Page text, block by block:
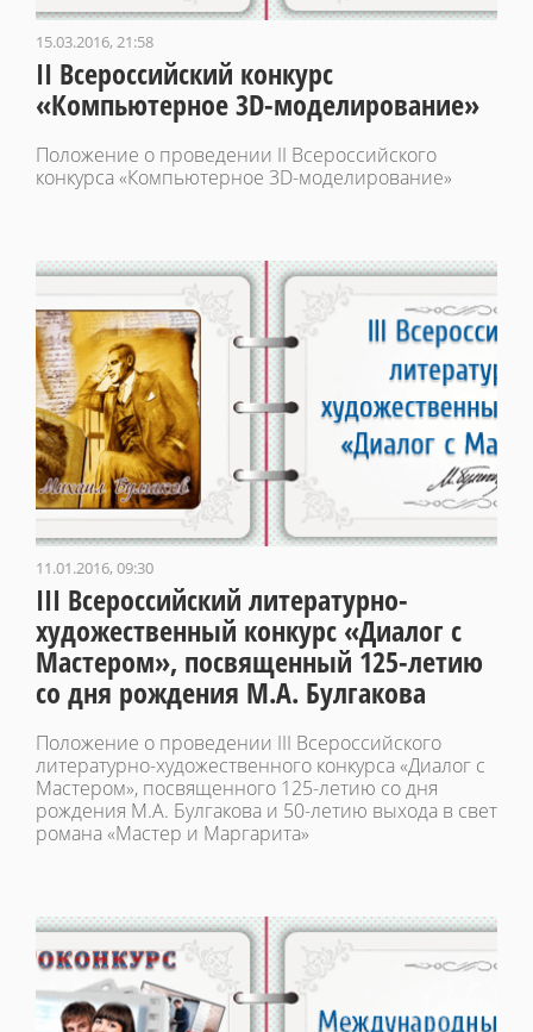
15.03.2016, 21:58
II Всероссийский конкурс
«Компьютерное 3D-моделирование»
Положение о проведении II Всероссийского
конкурса «Компьютерное 3D-моделирование»
11.01.2016, 09:30
III Всероссийский литературно-
художественный конкурс «Диалог с
Мастером», посвященный 125-летию
со дня рождения М.А. Булгакова
Положение о проведении III Всероссийского
литературно-художественного конкурса «Диалог с
Мастером», посвященного 125-летию со дня
рождения М.А. Булгакова и 50-летию выхода в свет
романа «Мастер и Маргарита»